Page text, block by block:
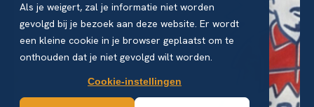
Als je weigert, zal je informatie niet worden
gevolgd bij je bezoek aan deze website. Er wordt
een kleine cookie in je browser geplaatst om te
onthouden dat je niet gevolgd wilt worden.
Cookie-instellingen